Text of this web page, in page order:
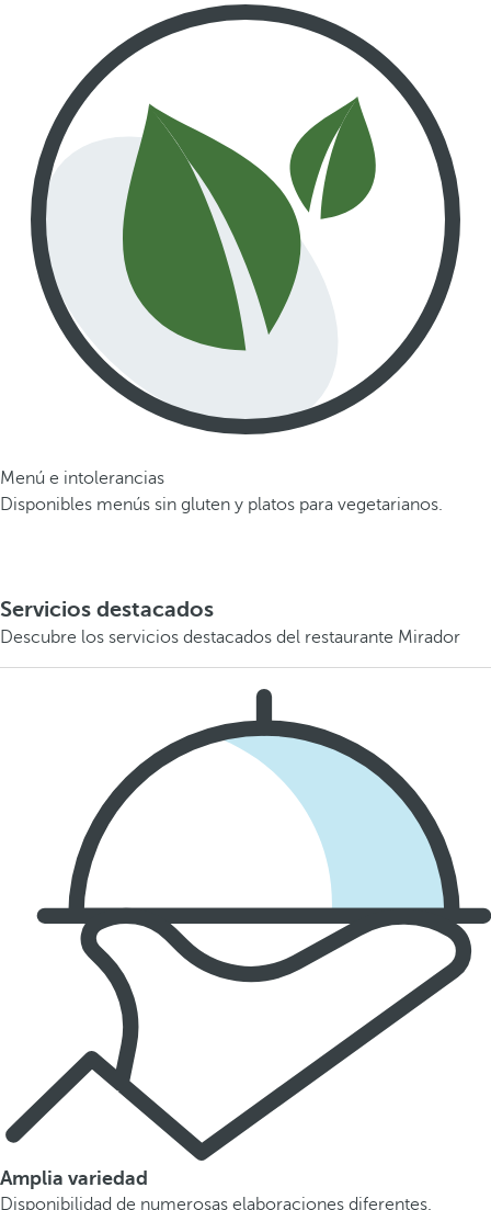
Menú e intolerancias
Disponibles menús sin gluten y platos para vegetarianos.
Servicios destacados
Descubre los servicios destacados del restaurante Mirador
Amplia variedad
Disponibilidad de numerosas elaboraciones diferentes.